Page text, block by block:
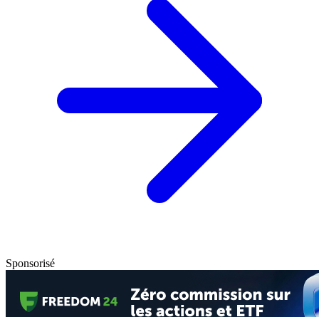
Sponsorisé